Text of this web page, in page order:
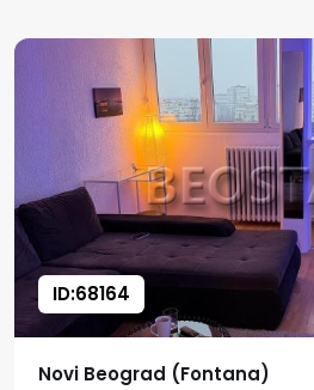
ID:68164
Novi Beograd (Fontana)